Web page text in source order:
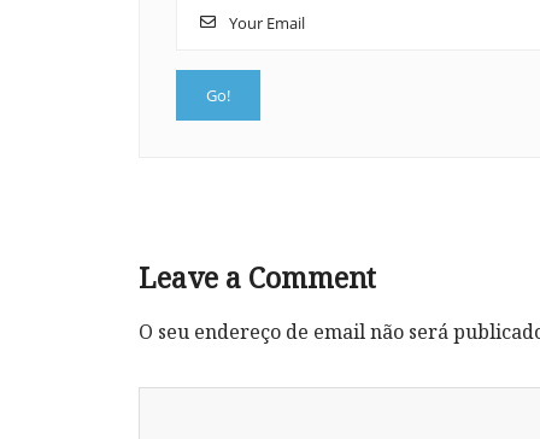
Leave a Comment
O seu endereço de email não será